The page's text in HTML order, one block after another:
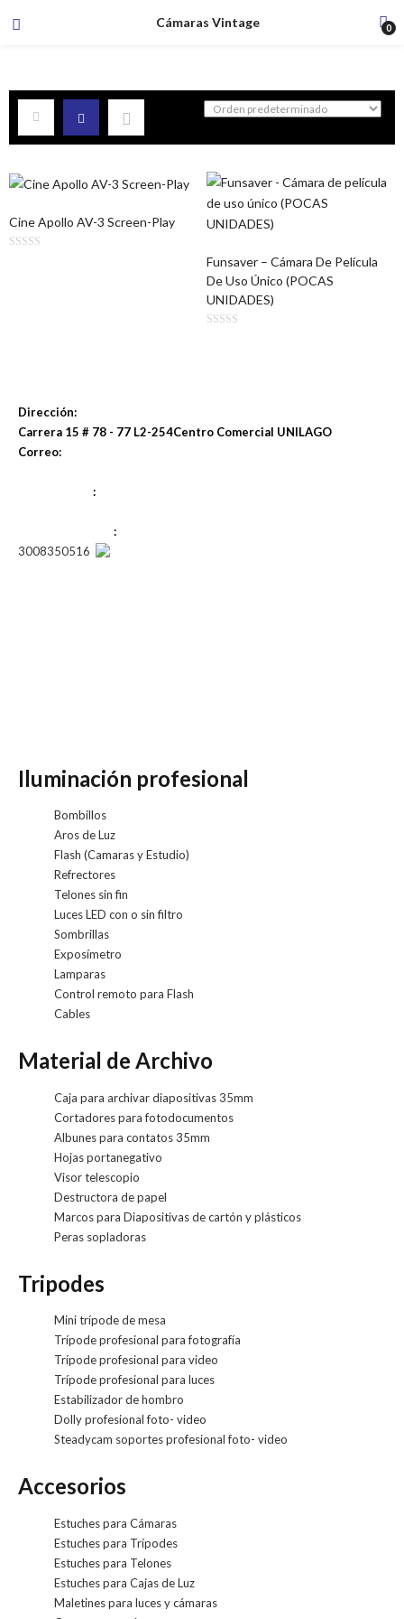
Cámaras Vintage 0
Cine Apollo AV-3 Screen-Play
Funsaver – Cámara De Película
De Uso Único (POCAS
UNIDADES)
Dirección:
Carrera 15 # 78 - 77 L2-254Centro Comercial UNILAGO
Correo:
:
:
3008350516
Iluminación profesional
Bombillos
Aros de Luz
Flash (Camaras y Estudio)
Refrectores
Telones sin fin
Luces LED con o sin filtro
Sombrillas
Exposímetro
Lamparas
Control remoto para Flash
Cables
Material de Archivo
Caja para archivar diapositivas 35mm
Cortadores para fotodocumentos
Albunes para contatos 35mm
Hojas portanegativo
Visor telescopio
Destructora de papel
Marcos para Diapositivas de cartón y plásticos
Peras sopladoras
Tripodes
Mini trípode de mesa
Trípode profesional para fotografía
Trípode profesional para video
Trípode profesional para luces
Estabilizador de hombro
Dolly profesional foto- video
Steadycam soportes profesional foto- video
Accesorios
Estuches para Cámaras
Estuches para Trípodes
Estuches para Telones
Estuches para Cajas de Luz
Maletines para luces y cámaras